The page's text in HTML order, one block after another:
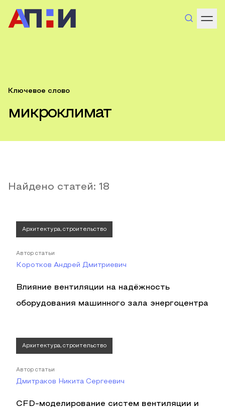
Ключевое слово
микроклимат
Найдено статей: 18
Архитектура, строительство
Автор статьи
Коротков Андрей Дмитриевич
Влияние вентиляции на надёжность
оборудования машинного зала энергоцентра
Архитектура, строительство
Автор статьи
Дмитраков Никита Сергеевич
CFD-моделирование систем вентиляции и